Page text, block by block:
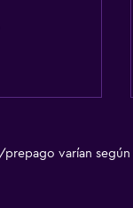
prepago varían